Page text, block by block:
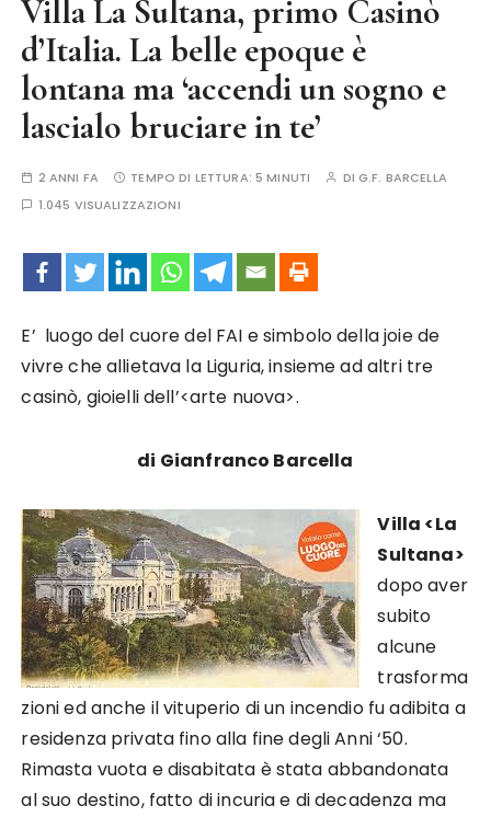
Villa La Sultana, primo Casinò
d’Italia. La belle epoque è
lontana ma ‘accendi un sogno e
lascialo bruciare in te’
2 ANNI FA TEMPO DI LETTURA:5 MINUTI DI G.F. BARCELLA
1.045 VISUALIZZAZIONI
E’ luogo del cuore del FAI e simbolo della joie de
vivre che allietava la Liguria, insieme ad altri tre
casinò, gioielli dell’<arte nuova>.
di Gianfranco Barcella
Villa <La
Sultana>
dopo aver
subito
alcune
trasforma
zioni ed anche il vituperio di un incendio fu adibita a
residenza privata fino alla fine degli Anni ‘50.
Rimasta vuota e disabitata è stata abbandonata
al suo destino, fatto di incuria e di decadenza ma